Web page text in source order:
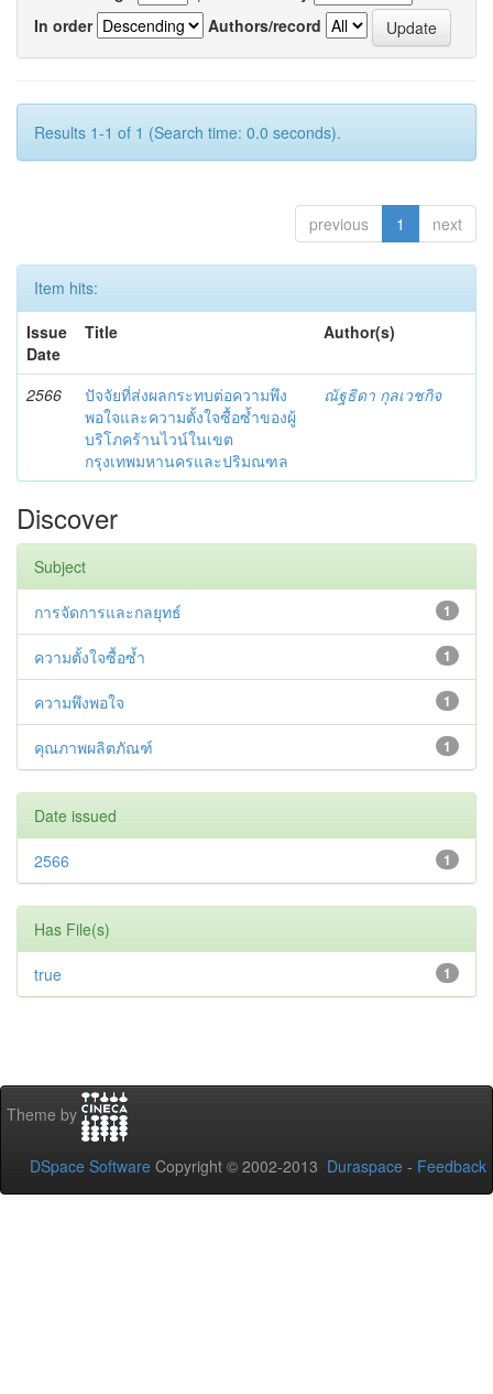
In order
Authors/record
Results 1-1 of 1 (Search time: 0.0 seconds).
previous 1 next
Item hits:
Issue
Date
Title Author(s)
2566
ปัจจัยที่ส่งผลกระทบต่อความพึง
พอใจและความตั้งใจซื้อซ้ำของผู้
บริโภคร้านไวน์ในเขต
กรุงเทพมหานครและปริมณฑล
ณัฐธิดา กุลเวชกิจ
Discover
Subject
1
การจัดการและกลยุทธ์
1
ความตั้งใจซื้อซ้ำ
1
ความพึงพอใจ
1
คุณภาพผลิตภัณฑ์
Date issued
1
2566
Has File(s)
1
true
Theme by
DSpace Software Copyright © 2002-2013 Duraspace - Feedback